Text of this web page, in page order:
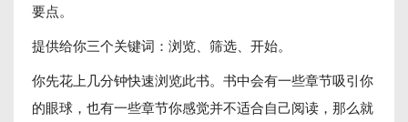
要点。
提供给你三个关键词：浏览、筛选、开始。
你先花上几分钟快速浏览此书。书中会有一些章节吸引你
的眼球，也有一些章节你感觉并不适合自己阅读，那么就